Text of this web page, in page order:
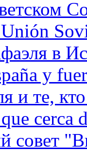
в
y
и те,
cerca
совет